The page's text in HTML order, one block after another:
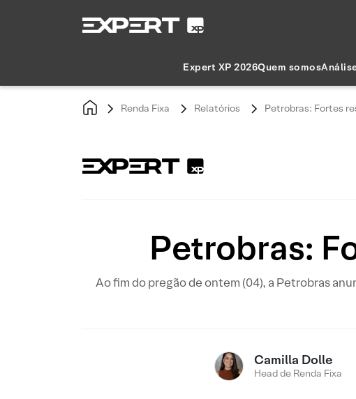
Expert XP 2026Quem somos
Renda Fixa Relatórios Petrobras: Fortes
Petrobras:
Ao fim do pregão de ontem (04), a Petrobras
Camilla Dolle
Head de Renda Fixa